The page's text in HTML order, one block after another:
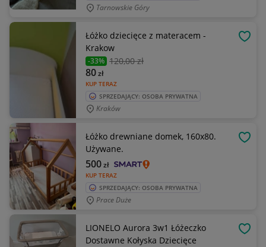
Tarnowskie Góry
Łóżko dziecięce z materacem -
Krakow
-33% 120,00 zł
KUP TERAZ
80zł
SPRZEDAJĄCY: OSOBA PRYWATNA
Kraków
Łóżko drewniane domek, 160x80.
Używane.
KUP TERAZ
500zł
SPRZEDAJĄCY: OSOBA PRYWATNA
Prace Duże
LIONELO Aurora 3w1 Łóżeczko
Dostawne Kołyska Dziecięce